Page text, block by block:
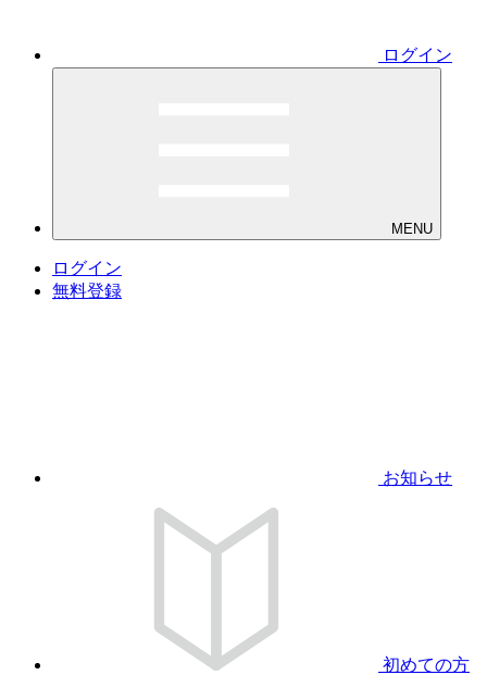
ログイン
MENU
ログイン
無料登録
お知らせ
初めての方